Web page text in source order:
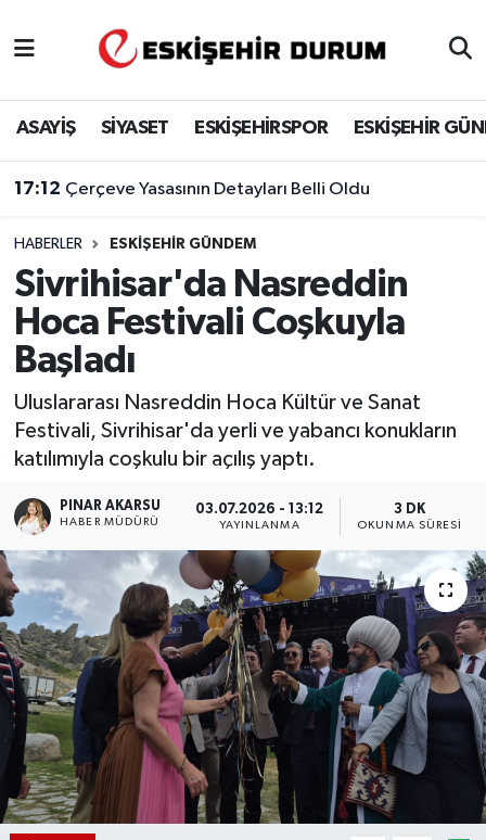
ASAYİŞ SİYASET ESKİŞEHİRSPOR ESKİŞEHİR
17:12 Çerçeve Yasasının Detayları Belli Oldu
HABERLER ESKIŞEHIR GÜNDEM
Sivrihisar'da Nasreddin
Hoca Festivali Coşkuyla
Başladı
Uluslararası Nasreddin Hoca Kültür ve Sanat
Festivali, Sivrihisar'da yerli ve yabancı konukların
katılımıyla coşkulu bir açılış yaptı.
PINAR AKARSU
HABER MÜDÜRÜ
03.07.2026 - 13:12
YAYINLANMA
3 DK
OKUNMA SÜRESI
Eskişehir Hava Durumu
Eskişehir Namaz Vakitleri
Eskişehir Trafik Yoğunluk Haritası
Süper Lig Puan Durumu ve Fikstür
Tüm Manşetler
Son Dakika Haberleri
Haber Arşivi